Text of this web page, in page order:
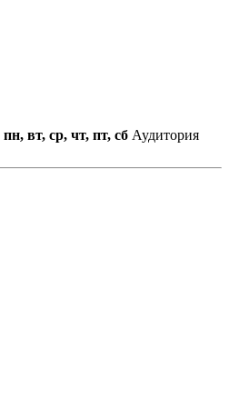
пн, вт, ср, чт, пт, сб Аудитория